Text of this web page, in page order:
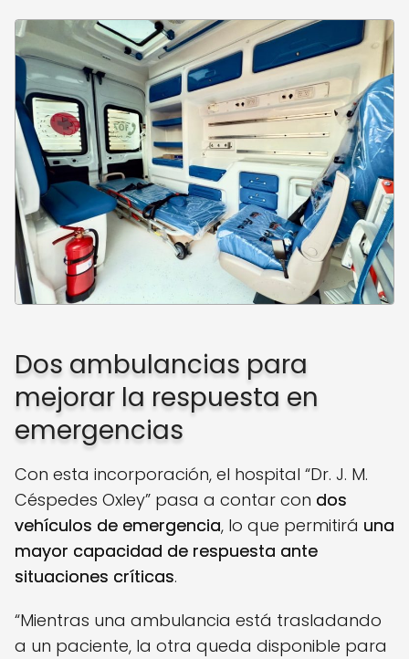
Dos ambulancias para
mejorar la respuesta en
emergencias
Con esta incorporación, el hospital “Dr. J. M.
Céspedes Oxley” pasa a contar con dos
vehículos de emergencia, lo que permitirá una
mayor capacidad de respuesta ante
situaciones críticas.
“Mientras una ambulancia está trasladando
a un paciente, la otra queda disponible para